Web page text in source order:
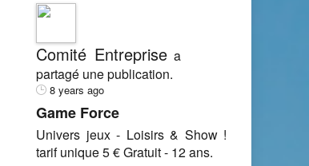
Comité Entreprisea
partagé une publication.
8 years ago
Game Force
Univers jeux - Loisirs & Show !
tarif unique 5 € Gratuit - 12 ans.